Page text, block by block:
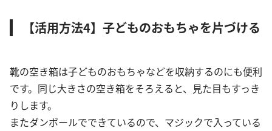
【活用方法4】子どものおもちゃを片づける
靴の空き箱は子どものおもちゃなどを収納するのにも便利
です。同じ大きさの空き箱をそろえると、見た目もすっき
りします。
またダンボールでできているので、マジックで入っている